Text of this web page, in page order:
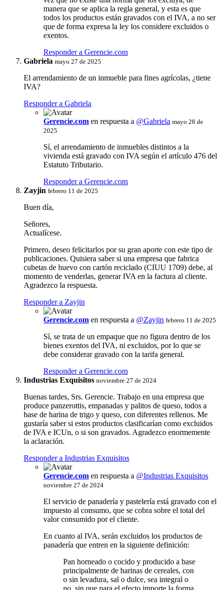
manera que se aplica la regla general, y esta es que
todos los productos están gravados con el IVA, a no ser
que de forma expresa la ley los considere excluidos o
exentos.
Responder a Gerencie.com
Gabriela mayo 27 de 2025
El arrendamiento de un inmueble para fines agrícolas, ¿tiene
IVA?
Responder a Gabriela
Gerencie.com en respuesta a @Gabriela mayo 28 de
2025
Sí, el arrendamiento de inmuebles distintos a la
vivienda está gravado con IVA según el artículo 476 del
Estatuto Tributario.
Responder a Gerencie.com
Zayjin febrero 11 de 2025
Buen día,
Señores,
Actualícese.
Primero, deseo felicitarlos por su gran aporte con este tipo de
publicaciones. Quisiera saber si una empresa que fabrica
cubetas de huevo con cartón reciclado (CIUU 1709) debe, al
momento de venderlas, generar IVA en la factura al cliente.
Agradezco la respuesta.
Responder a Zayjin
Gerencie.com en respuesta a @Zayjin febrero 11 de 2025
Sí, se trata de un empaque que no figura dentro de los
bienes exentos del IVA, ni excluidos, por lo que se
debe considerar gravado con la tarifa general.
Responder a Gerencie.com
Industrias Exquisitos noviembre 27 de 2024
Buenas tardes, Srs. Gerencie. Trabajo en una empresa que
produce panzerottis, empanadas y palitos de queso, todos a
base de harina de trigo y queso, con diferentes rellenos. Me
gustaría saber si estos productos clasificarían como excluidos
de IVA e ICUn, o si son gravados. Agradezco enormemente
la aclaración.
Responder a Industrias Exquisitos
Gerencie.com en respuesta a @Industrias Exquisitos
noviembre 27 de 2024
El servicio de panadería y pastelería está gravado con el
impuesto al consumo, que se cobra sobre el total del
valor consumido por el cliente.
En cuanto al IVA, serán excluidos los productos de
panadería que entren en la siguiente definición:
Pan horneado o cocido y producido a base
principalmente de harinas de cereales, con
o sin levadura, sal o dulce, sea integral o
no, sin que para el efecto importe la forma